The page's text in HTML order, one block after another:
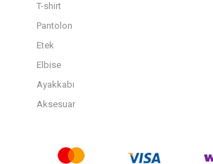
T-shirt
Pantolon
Etek
Elbise
Ayakkabı
Aksesuar